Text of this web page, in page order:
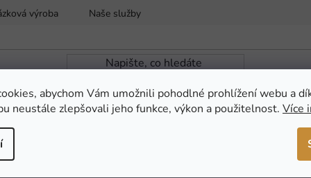
abychom Vám umožnili pohodlné prohlížení webu a
neustále zlepšovali jeho funkce, výkon a použitelnost. Více
výroba Naše služby
AKCE